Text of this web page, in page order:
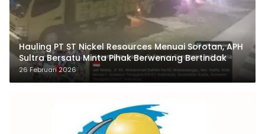
Hauling PT ST Nickel Resources Menuai Sorotan, APH
Sultra Bersatu Minta Pihak Berwenang Bertindak
26 Februari 2026